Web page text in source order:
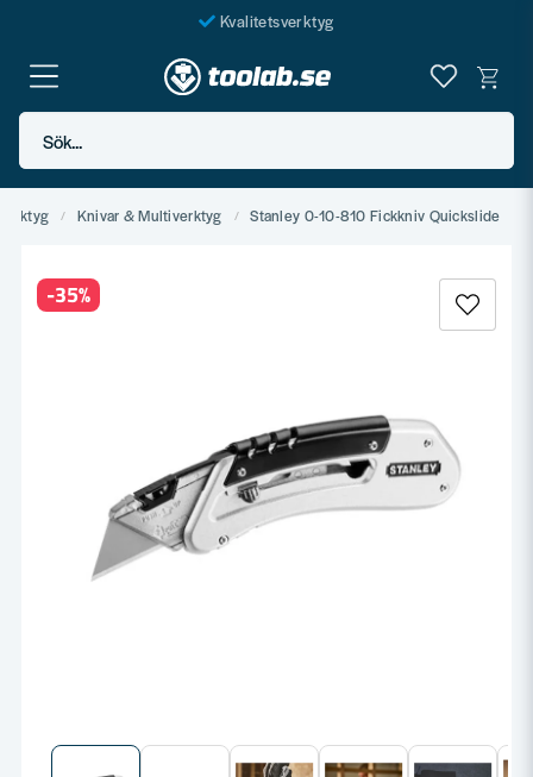
Kvalitetsverktyg
Fraktfritt över 999 SEK*
En järnhandel för alla
Sök...
Knivar & Multiverktyg Stanley 0-10-810 Fickkniv Quickslide
-35%